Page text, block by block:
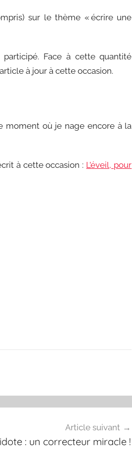
sur le thème « écrire une
Face à cette quantité
à jour à cette occasion.
moment où je nage encore à la
à cette occasion : L’éveil, pour
Article suivant
: un correcteur miracle !